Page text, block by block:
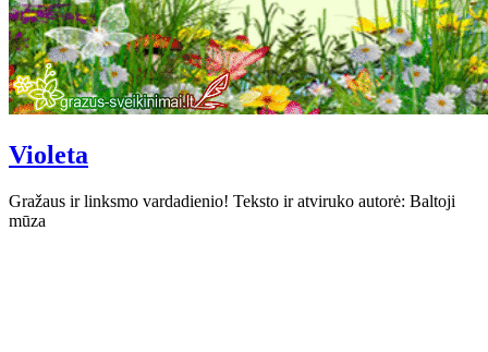
Violeta
Gražaus ir linksmo vardadienio! Teksto ir atviruko autorė: Baltoji
mūza